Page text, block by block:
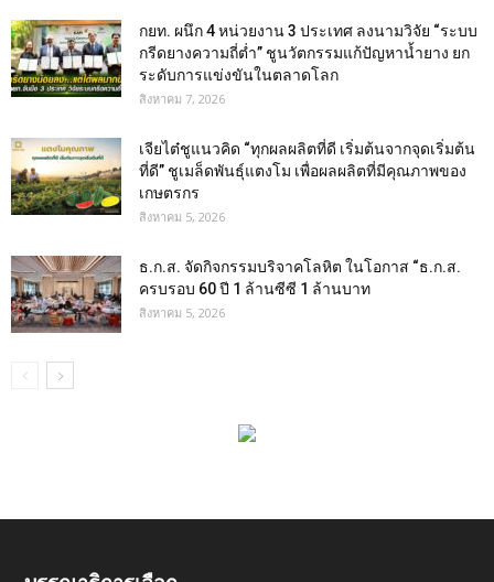
กยท. ผนึก 4 หน่วยงาน 3 ประเทศ ลงนามวิจัย “ระบบ
กรีดยางความถี่ต่ำ” ชูนวัตกรรมแก้ปัญหาน้ำยาง ยก
ระดับการแข่งขันในตลาดโลก
สิงหาคม 7, 2026
เจียไต๋ชูแนวคิด “ทุกผลผลิตที่ดี เริ่มต้นจากจุดเริ่มต้น
ที่ดี” ชูเมล็ดพันธุ์แตงโม เพื่อผลผลิตที่มีคุณภาพของ
เกษตรกร
สิงหาคม 5, 2026
ธ.ก.ส. จัดกิจกรรมบริจาคโลหิต ในโอกาส “ธ.ก.ส.
ครบรอบ 60 ปี 1 ล้านซีซี 1 ล้านบาท
สิงหาคม 5, 2026